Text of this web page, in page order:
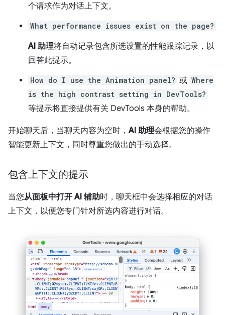
个请求作为对话上下文。
What performance issues exist on the page?
AI 助理将自动记录包含所选设置的性能跟踪记录，以
回答此提示。
How do I use the Animation panel? 或 Where
is the high contrast setting in DevTools?
等提示将直接提供有关 DevTools 本身的帮助。
开始聊天后，当聊天内容为空时，AI 助理会根据您的操作
智能更新上下文，同时尊重您做出的手动选择。
包含上下文的提示
当您从面板中打开 AI 辅助时，聊天框中会选择相应的对话
上下文，以便您专门针对所选内容进行对话。